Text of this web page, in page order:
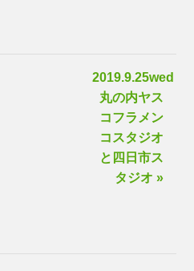
2019.9.25wed
丸の内ヤス
コフラメン
コスタジオ
と四日市ス
タジオ »